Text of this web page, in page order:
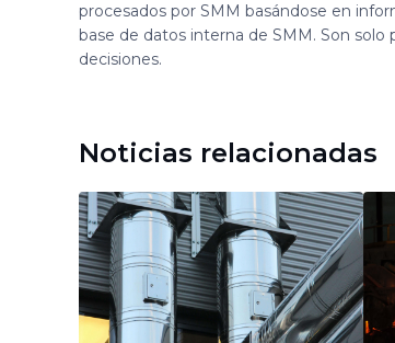
procesados por SMM basándose en
base de datos interna de SMM. Son
decisiones.
Noticias relacionadas